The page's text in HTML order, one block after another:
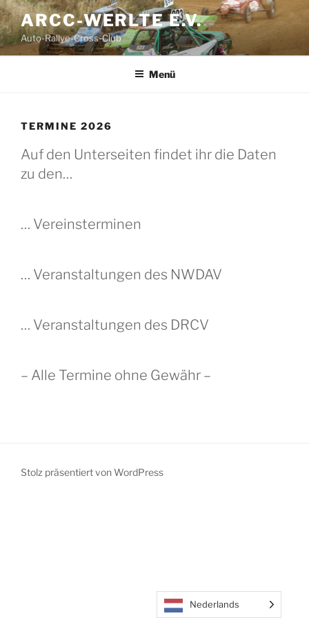
Zum
Inhalt
springen
ARCC-WERLTE E.V.
Auto-Rallye-Cross-Club
Menü
TERMINE 2026
Auf den Unterseiten findet ihr die Daten
zu den…
… Vereinsterminen
… Veranstaltungen des NWDAV
… Veranstaltungen des DRCV
– Alle Termine ohne Gewähr –
Stolz präsentiert von WordPress
Nederlands